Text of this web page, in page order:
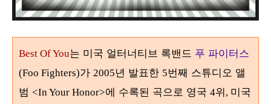
Best Of You는 미국 얼터너티브 록밴드 푸 파이터스
(Foo Fighters)가 2005년 발표한 5번째 스튜디오 앨
범 <In Your Honor>에 수록된 곡으로 영국 4위, 미국